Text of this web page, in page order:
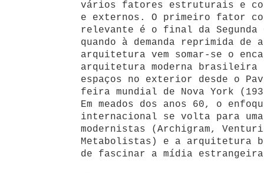
vários fatores estruturais e
e externos. O primeiro fator
relevante é o final da Segunda
quando à demanda reprimida
arquitetura vem somar-se o
arquitetura moderna brasileira
espaços no exterior desde o
feira mundial de Nova York
Em meados dos anos 60, o
internacional se volta para
modernistas (Archigram,
Metabolistas) e a arquitetura
de fascinar a mídia